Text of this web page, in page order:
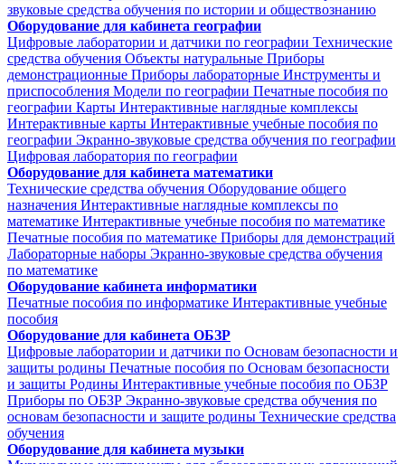
звуковые средства обучения по истории и обществознанию
Оборудование для кабинета географии
Цифровые лаборатории и датчики по географии Технические
средства обучения Объекты натуральные Приборы
демонстрационные Приборы лабораторные Инструменты и
приспособления Модели по географии Печатные пособия по
географии Карты Интерактивные наглядные комплексы
Интерактивные карты Интерактивные учебные пособия по
географии Экранно-звуковые средства обучения по географии
Цифровая лаборатория по географии
Оборудование для кабинета математики
Технические средства обучения Оборудование общего
назначения Интерактивные наглядные комплексы по
математике Интерактивные учебные пособия по математике
Печатные пособия по математике Приборы для демонстраций
Лабораторные наборы Экранно-звуковые средства обучения
по математике
Оборудование кабинета информатики
Печатные пособия по информатике Интерактивные учебные
пособия
Оборудование для кабинета ОБЗР
Цифровые лаборатории и датчики по Основам безопасности и
защиты родины Печатные пособия по Основам безопасности
и защиты Родины Интерактивные учебные пособия по ОБЗР
Приборы по ОБЗР Экранно-звуковые средства обучения по
основам безопасности и защите родины Технические средства
обучения
Оборудование для кабинета музыки